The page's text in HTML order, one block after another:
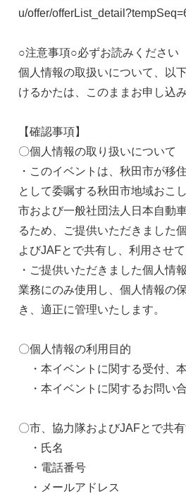
u/offer/
○注意事項○必ずお読みください
個人情報の取扱いについて、以
けるかたは、このままお申し込
【確認事項】
〇個人情報の取り扱いについて
・このイベントは、秋田市が移
として委嘱する秋田市地域おこ
市および一般社団法人日本自動
るため、ご提供いただきました
よびJAFとで共有し、利用させて
・ご提供いただきました個人情
業務にのみ使用し、個人情報の
き、適正に管理いたします。
〇個人情報の利用目的
・本イベントに関する受付、
・本イベントに関するお問い
〇市、協力隊およびJAFとで共
・氏名
・電話番号
・メールアドレス